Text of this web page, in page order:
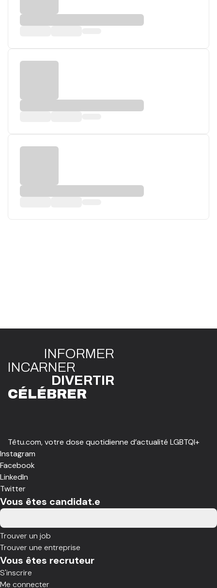
INFORMER
INCARNER
DIVERTIR
CÉLÉBRER
Têtu.com, votre dose quotidienne d’actualité LGBTQI+
Instagram
Facebook
LinkedIn
Twitter
Vous êtes candidat.e
Trouver un job
Trouver une entreprise
Vous êtes recruteur
S'inscrire
Me connecter